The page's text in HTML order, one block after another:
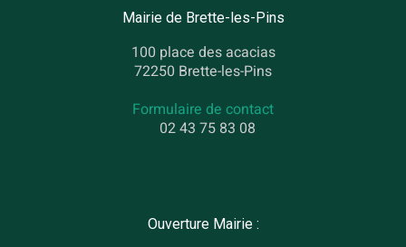
Mairie de Brette-les-Pins
100 place des acacias
72250 Brette-les-Pins
Formulaire de contact
02 43 75 83 08
Ouverture Mairie :